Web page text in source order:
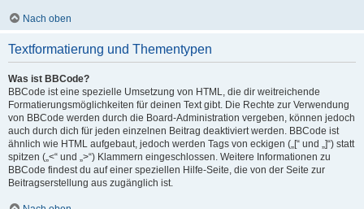
Nach oben
Textformatierung und Thementypen
Was ist BBCode?
BBCode ist eine spezielle Umsetzung von HTML, die dir weitreichende
Formatierungsmöglichkeiten für deinen Text gibt. Die Rechte zur Verwendung
von BBCode werden durch die Board-Administration vergeben, können jedoch
auch durch dich für jeden einzelnen Beitrag deaktiviert werden. BBCode ist
ähnlich wie HTML aufgebaut, jedoch werden Tags von eckigen („[“ und „]“) statt
spitzen („<“ und „>“) Klammern eingeschlossen. Weitere Informationen zu
BBCode findest du auf einer speziellen Hilfe-Seite, die von der Seite zur
Beitragserstellung aus zugänglich ist.